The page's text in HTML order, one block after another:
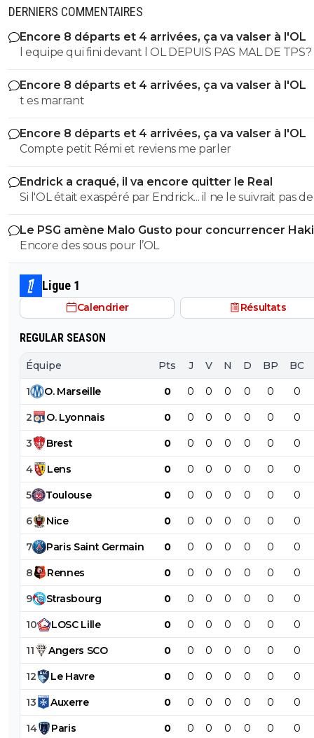
DERNIERS COMMENTAIRES
Encore 8 départs et 4 arrivées, ça va valser à l'OL
l equipe qui fini devant l OL DEPUIS PAS MAL DE TPS? lol. t
es tro malin toi
Encore 8 départs et 4 arrivées, ça va valser à l'OL
t es marrant
Encore 8 départs et 4 arrivées, ça va valser à l'OL
Compte petit Rémi et reviens me parler
Endrick a craqué, il va encore quitter le Real
Si l'OL était exaspéré par Endrick... il ne le suivrait pas
près. Bref... Quand l'équipe sera complète... ce sera beaucoup
mieux.
Le PSG amène Malo Gusto pour concurrencer
Encore des sous pour l’OL
Ligue 1
Calendrier Résultats
REGULAR SEASON
Équipe Pts J V N D BP BC
1 O. Marseille 0 0 0 0 0 0 0
2 O. Lyonnais 0 0 0 0 0 0 0
3 Brest 0 0 0 0 0 0 0
4 Lens 0 0 0 0 0 0 0
5 Toulouse 0 0 0 0 0 0 0
6 Nice 0 0 0 0 0 0 0
7 Paris Saint Germain 0 0 0 0 0 0 0
8 Rennes 0 0 0 0 0 0 0
9 Strasbourg 0 0 0 0 0 0 0
10 LOSC Lille 0 0 0 0 0 0 0
11 Angers SCO 0 0 0 0 0 0 0
12 Le Havre 0 0 0 0 0 0 0
13 Auxerre 0 0 0 0 0 0 0
14 Paris 0 0 0 0 0 0 0